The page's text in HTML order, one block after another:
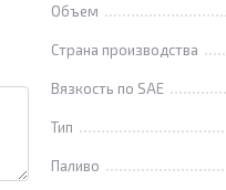
Объем
Страна производства
Вязкость по SAE
Тип
Паливо